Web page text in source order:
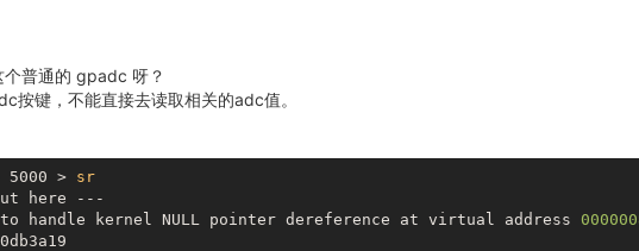
普通的 gpadc 呀？
按键，不能直接去读取相关的adc值。
5000 > sr
here ---
handle kernel NULL pointer dereference at virtual address